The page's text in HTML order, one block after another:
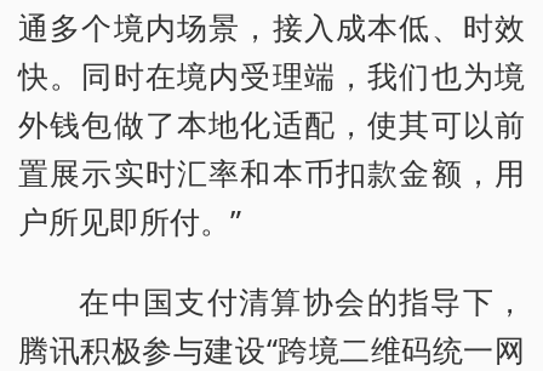
通多个境内场景，接入成本低、时效
快。同时在境内受理端，我们也为境
外钱包做了本地化适配，使其可以前
置展示实时汇率和本币扣款金额，用
户所见即所付。”
在中国支付清算协会的指导下，
腾讯积极参与建设“跨境二维码统一网